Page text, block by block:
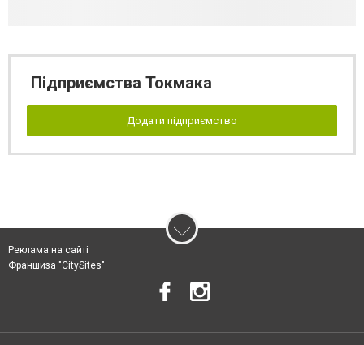
Підприємства Токмака
Додати підприємство
Реклама на сайті
Франшиза "CitySites"